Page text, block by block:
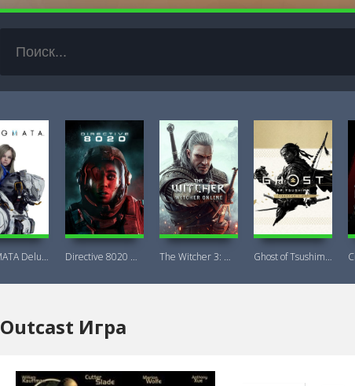
PRAGMATA Deluxe Edition Directive 8020 Digital Deluxe Новая The Witcher 3: Wild Hunt Witcher Online Ghost of Tsushima DIRECTOR'S CUT + DLC
Outcast Игра